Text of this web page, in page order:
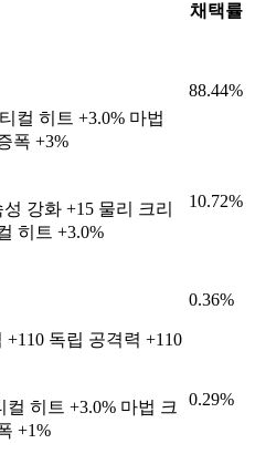
채택률
컬 히트 +3.0% 마법
폭 +3%
88.44%
강화 +15 물리 크리
히트 +3.0%
10.72%
독립 공격력 +110
0.36%
히트 +3.0% 마법 크
+1%
0.29%